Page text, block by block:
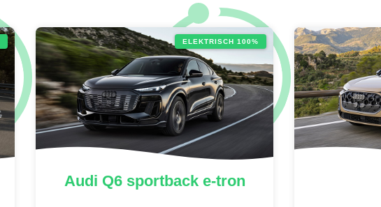
ELEKTRISCH 100%
Audi Q6 sportback e-tron